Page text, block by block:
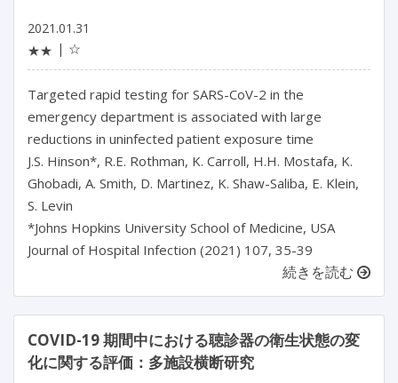
2021.01.31
★★
☆
Targeted rapid testing for SARS-CoV-2 in the
emergency department is associated with large
reductions in uninfected patient exposure time
J.S. Hinson*, R.E. Rothman, K. Carroll, H.H. Mostafa, K.
Ghobadi, A. Smith, D. Martinez, K. Shaw-Saliba, E. Klein,
S. Levin
*Johns Hopkins University School of Medicine, USA
Journal of Hospital Infection (2021) 107, 35-39
続きを読む
COVID-19 期間中における聴診器の衛生状態の変
化に関する評価：多施設横断研究